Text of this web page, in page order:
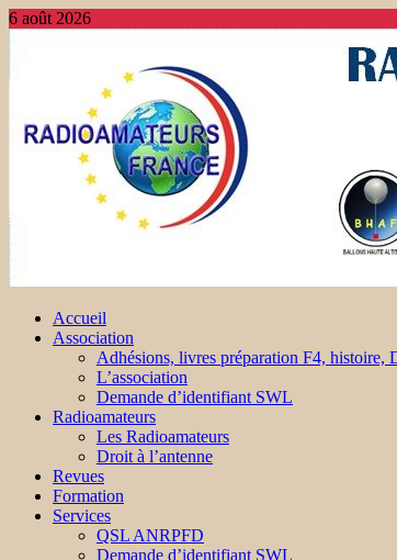
6 août 2026
Accueil
Association
Adhésions, livres préparation F4, histoire,
L’association
Demande d’identifiant SWL
Radioamateurs
Les Radioamateurs
Droit à l’antenne
Revues
Formation
Services
QSL ANRPFD
Demande d’identifiant SWL